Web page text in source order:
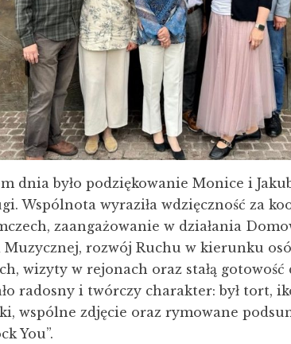
dnia było podziękowanie Monice i
Wspólnota wyraziła wdzięczność za
zaangażowanie w działania
Muzycznej, rozwój Ruchu w kierunku
wizyty w rejonach oraz stałą gotowość
radosny i twórczy charakter: był tort,
wspólne zdjęcie oraz rymowane
You”.